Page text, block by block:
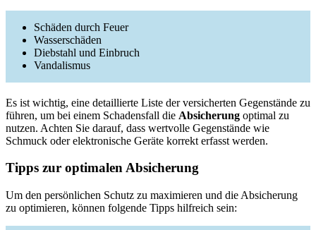
Schäden durch Feuer
Wasserschäden
Diebstahl und Einbruch
Vandalismus
Es ist wichtig, eine detaillierte Liste der versicherten Gegenstände zu
führen, um bei einem Schadensfall die Absicherung optimal zu
nutzen. Achten Sie darauf, dass wertvolle Gegenstände wie
Schmuck oder elektronische Geräte korrekt erfasst werden.
Tipps zur optimalen Absicherung
Um den persönlichen Schutz zu maximieren und die Absicherung
zu optimieren, können folgende Tipps hilfreich sein: